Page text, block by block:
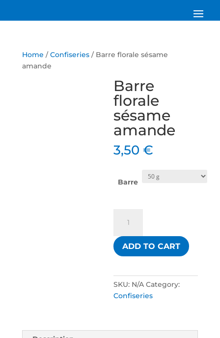
Home /Confiseries/ Barre florale sésame
amande
Barre
florale
sésame
amande
3,50€
Barre
florale
sésame
amande
quantity
ADD TO CART
SKU: N/A Category:
Confiseries